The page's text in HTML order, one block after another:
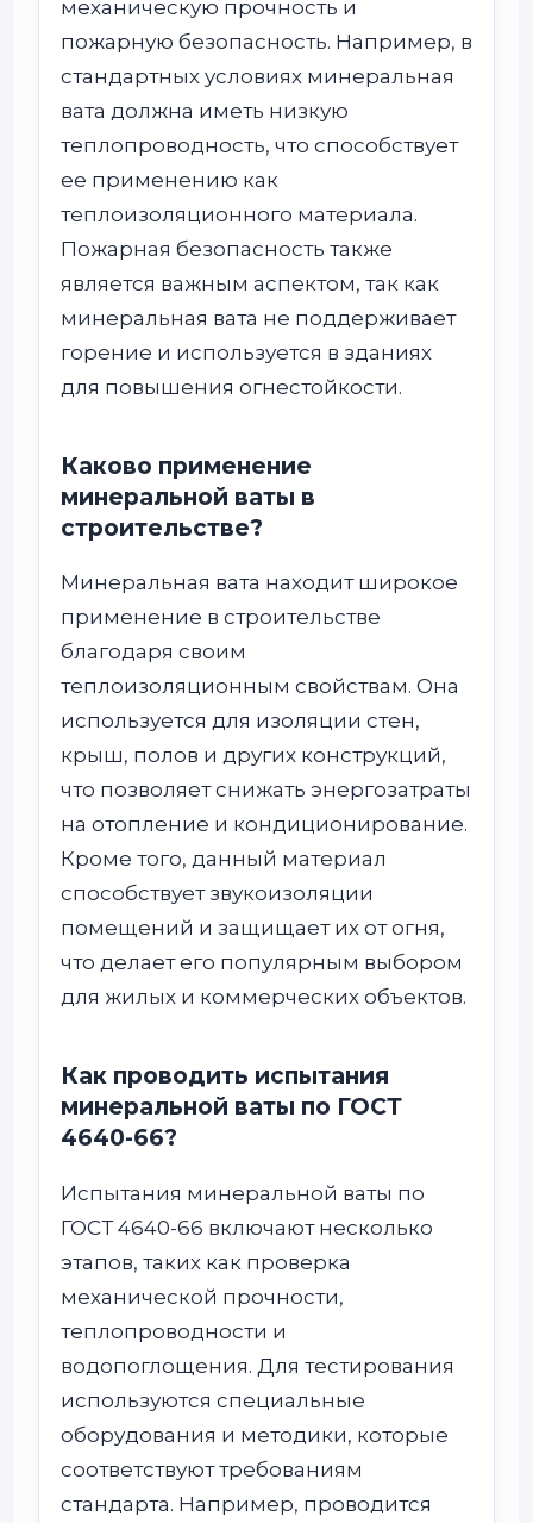
механическую прочность и
пожарную безопасность. Например, в
стандартных условиях минеральная
вата должна иметь низкую
теплопроводность, что способствует
ее применению как
теплоизоляционного материала.
Пожарная безопасность также
является важным аспектом, так как
минеральная вата не поддерживает
горение и используется в зданиях
для повышения огнестойкости.
Каково применение
минеральной ваты в
строительстве?
Минеральная вата находит широкое
применение в строительстве
благодаря своим
теплоизоляционным свойствам. Она
используется для изоляции стен,
крыш, полов и других конструкций,
что позволяет снижать энергозатраты
на отопление и кондиционирование.
Кроме того, данный материал
способствует звукоизоляции
помещений и защищает их от огня,
что делает его популярным выбором
для жилых и коммерческих объектов.
Как проводить испытания
минеральной ваты по ГОСТ
4640-66?
Испытания минеральной ваты по
ГОСТ 4640-66 включают несколько
этапов, таких как проверка
механической прочности,
теплопроводности и
водопоглощения. Для тестирования
используются специальные
оборудования и методики, которые
соответствуют требованиям
стандарта. Например, проводится